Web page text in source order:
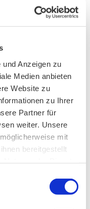
Anzeigen zu
Medien anbieten
Website zu
zu Ihrer
Partner für
weiter. Unsere
mit
bereitgestellt
MÜNCHEN: